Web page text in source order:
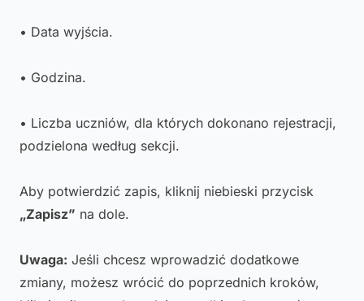
• Data wyjścia.
• Godzina.
• Liczba uczniów, dla których dokonano rejestracji,
podzielona według sekcji.
Aby potwierdzić zapis, kliknij niebieski przycisk
„Zapisz” na dole.
Uwaga: Jeśli chcesz wprowadzić dodatkowe
zmiany, możesz wrócić do poprzednich kroków,